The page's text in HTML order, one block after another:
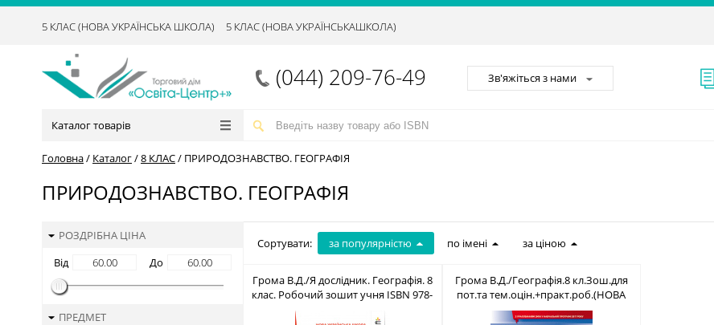
5 КЛАС (НОВА УКРАЇНСЬКА ШКОЛА) 5 КЛАС (НОВА УКРАЇНСЬКАШКОЛА)
(044) 209-76-49 Зв'яжіться з нами
Каталог товарів
Головна/ Каталог/8 КЛАС/ ПРИРОДОЗНАВСТВО. ГЕОГРАФІЯ
ПРИРОДОЗНАВСТВО. ГЕОГРАФІЯ
РОЗДРІБНА ЦІНА
Від
До
ПРЕДМЕТ
Сортувати: за популярністю по імені за ціною
Грома В.Д./Я дослідник. Географія. 8
клас. Робочий зошит учня ISBN 978-
Грома В.Д./Географія.8 кл.Зош.для
пот.та тем.оцін.+практ.роб.(НОВА
ПРОГРАМА) ISBN 978-966-983-051-7